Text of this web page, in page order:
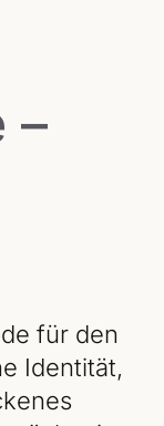
–
für den
Identität,